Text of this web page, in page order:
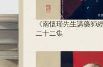
《南懷瑾先生講藥師
二十二集